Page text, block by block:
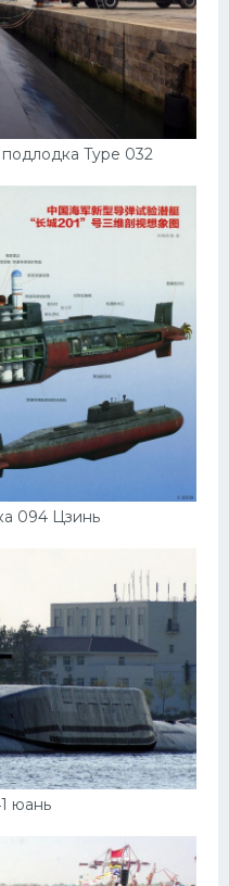
Type 032
094 Цзинь
юань